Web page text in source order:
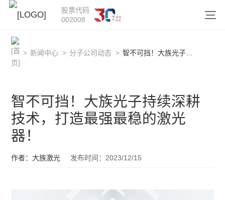
股票代码
002008
> 新闻中心 > 分子公司动态 >
智不可挡！大族光子持续深耕
技术，打造最强最稳的激光
器！
作者：大族激光 发布时间：2023/12/15